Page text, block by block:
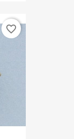
favorite_border